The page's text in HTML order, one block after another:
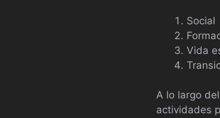
Social
Vida
A lo largo
actividades